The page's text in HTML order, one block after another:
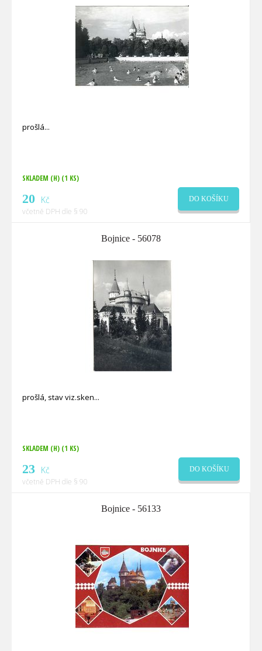
prošlá
SKLADEM (H) (1 KS)
20 Kč
včetně DPH dle § 90
DO KOŠÍKU
Bojnice - 56078
prošlá, stav viz.sken
SKLADEM (H) (1 KS)
23 Kč
včetně DPH dle § 90
DO KOŠÍKU
Bojnice - 56133